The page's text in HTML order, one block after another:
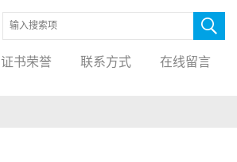
证书荣誉 联系方式 在线留言